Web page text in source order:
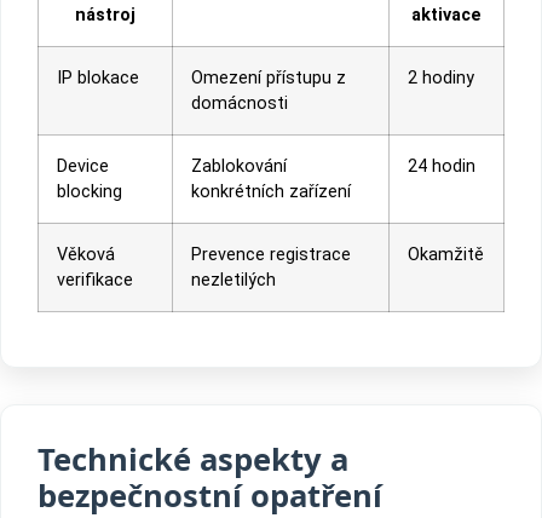
nástroj aktivace
IP blokace
Omezení přístupu z
domácnosti
2 hodiny
Device
blocking
Zablokování
konkrétních zařízení
24 hodin
Věková
verifikace
Prevence registrace
nezletilých
Okamžitě
Technické aspekty a
bezpečnostní opatření